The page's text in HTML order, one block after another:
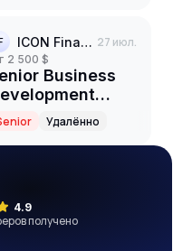
ICON Finance 27 июл.
2 500 $
Business
Удалённо
4.9
получено